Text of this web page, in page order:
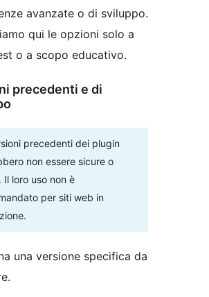
avanzate o di sviluppo.
qui le opzioni solo a
o a scopo educativo.
precedenti e di
precedenti dei plugin
non essere sicure o
Il loro uso non è
per siti web in
una versione specifica da